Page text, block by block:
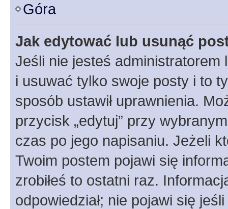
Góra
Jak edytować lub usunąć
Jeśli nie jesteś
i usuwać tylko swoje posty i to
sposób ustawił uprawnienia.
przycisk „edytuj” przy
czas po jego napisaniu. Jeżeli
Twoim postem pojawi się
zrobiłeś to ostatni raz.
odpowiedział; nie pojawi się